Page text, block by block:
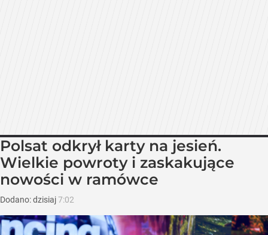
Polsat odkrył karty na jesień.
Wielkie powroty i zaskakujące
nowości w ramówce
Dodano:dzisiaj7:02